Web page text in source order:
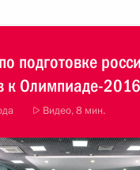
подготовке
к Олимпиаде-
Видео, 8 мин.